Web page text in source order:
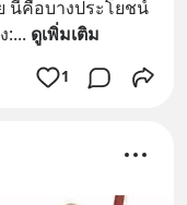
นี่คือบางประโยชน์
:... ดูเพิ่มเติม
1